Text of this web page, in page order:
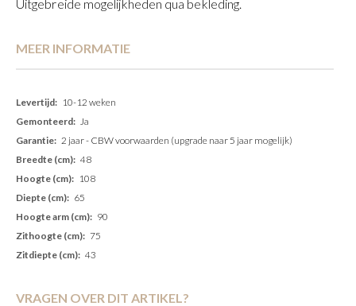
Uitgebreide mogelijkheden qua bekleding.
MEER INFORMATIE
Meer
informatie
10-12 weken
Ja
2 jaar - CBW voorwaarden (upgrade naar 5 jaar mogelijk)
48
108
65
90
75
43
VRAGEN OVER DIT ARTIKEL?